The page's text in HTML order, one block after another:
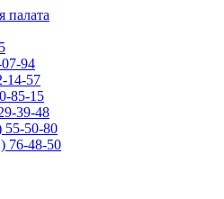
94
14-57
85-15
39-48
55-50-80
76-48-50